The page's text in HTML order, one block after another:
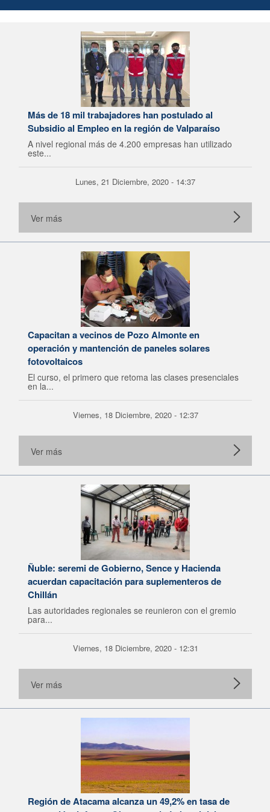
Más de 18 mil trabajadores han postulado al
Subsidio al Empleo en la región de Valparaíso
A nivel regional más de 4.200 empresas han utilizado
este...
Lunes, 21 Diciembre, 2020 - 14:37
Ver más
Capacitan a vecinos de Pozo Almonte en
operación y mantención de paneles solares
fotovoltaicos
El curso, el primero que retoma las clases presenciales
en la...
Viernes, 18 Diciembre, 2020 - 12:37
Ver más
Ñuble: seremi de Gobierno, Sence y Hacienda
acuerdan capacitación para suplementeros de
Chillán
Las autoridades regionales se reunieron con el gremio
para...
Viernes, 18 Diciembre, 2020 - 12:31
Ver más
Región de Atacama alcanza un 49,2% en tasa de